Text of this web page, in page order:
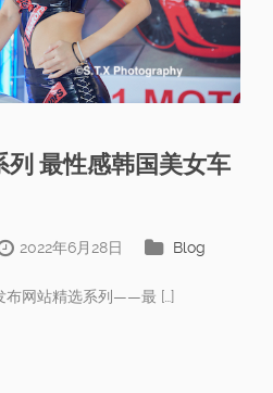
列 最性感韩国美女车
2022年6月28日 Blog
网站精选系列——最 […]